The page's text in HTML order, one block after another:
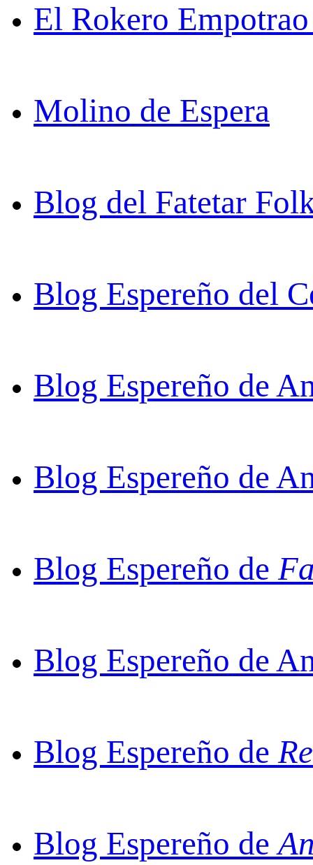
El Rokero
Molino de Espera
Blog del Fatetar
Blog Espereño del
Blog Espereño de
Blog Espereño de
Blog Espereño de
Blog Espereño de
Blog Espereño de
Blog Espereño de